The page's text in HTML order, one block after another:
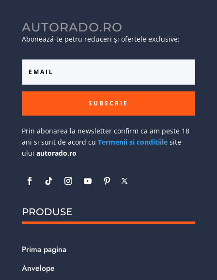
AUTORADO.RO
Abonează-te petru reduceri și ofertele exclusive:
SUBSCRIE
Prin abonarea la newsletter confirm ca am peste 18
ani si sunt de acord cu Termenii si conditiilesite-
ului autorado.ro
PRODUSE
Prima pagina
Anvelope